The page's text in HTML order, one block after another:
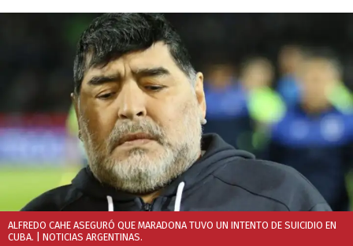
ALFREDO CAHE ASEGURÓ QUE MARADONA TUVO UN INTENTO DE SUICIDIO EN
CUBA. | NOTICIAS ARGENTINAS.